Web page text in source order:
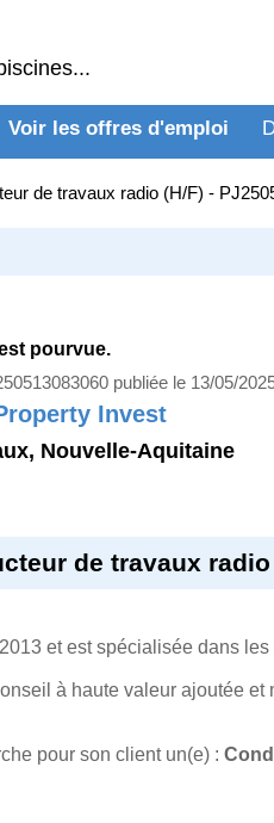
Voir les offres d'emploi
de travaux radio (H/F) -
pourvue.
publiée le 13/05/
Invest
, Nouvelle-Aquitaine
de travaux radio
et est spécialisée dans
à haute valeur ajoutée
pour son client un(e) :